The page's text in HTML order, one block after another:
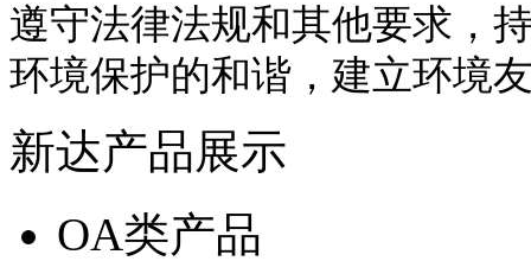
遵守法律法规和其他要求，
环境保护的和谐，建立环境
新达产品展示
OA类产品